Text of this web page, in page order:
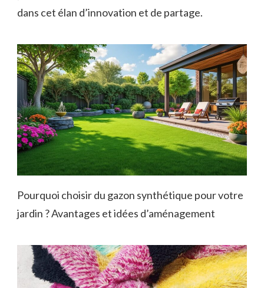
dans cet élan d’innovation et de partage.
Pourquoi choisir du gazon synthétique pour votre
jardin ? Avantages et idées d’aménagement